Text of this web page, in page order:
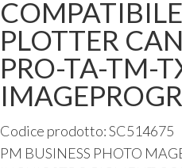
PLOTTER
PRO-TA-TM-
Codice prodotto: SC514675
PM BUSINESS PHOTO